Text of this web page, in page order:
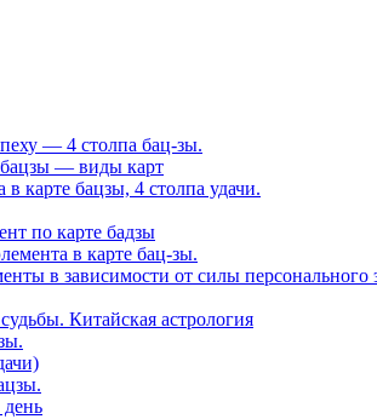
— 4 столпа бац-зы.
бацзы — виды карт
карте бацзы, 4 столпа удачи.
по карте бадзы
в карте бац-зы.
в зависимости от силы персонального
Китайская астрология